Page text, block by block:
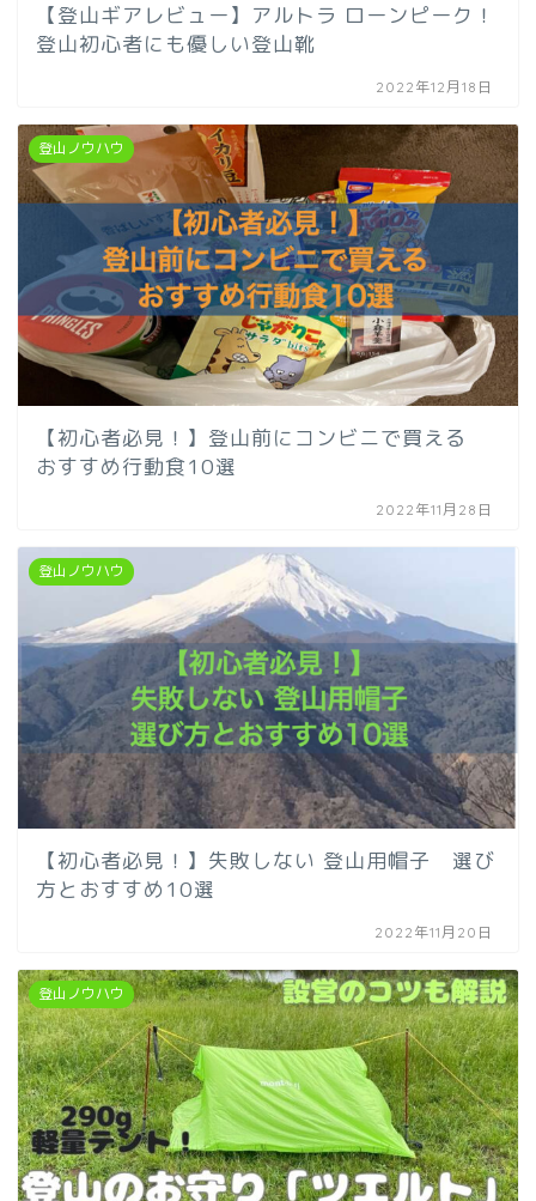
【登山ギアレビュー】アルトラ ローンピーク！
登山初心者にも優しい登山靴
2022年12月18日
登山ノウハウ
【初心者必見！】登山前にコンビニで買える
おすすめ行動食10選
2022年11月28日
登山ノウハウ
【初心者必見！】失敗しない 登山用帽子 選び
方とおすすめ10選
2022年11月20日
登山ノウハウ